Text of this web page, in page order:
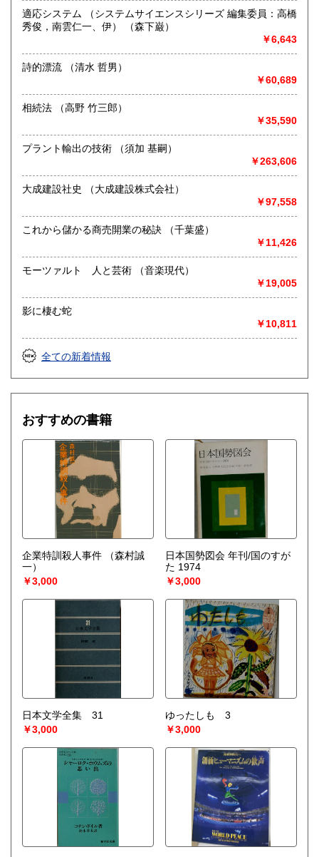
総記、哲学宗教、歴史、社会科学、自然科学、美術工芸、国
語国文、外国文学、古典籍、近代文献、趣味、外国書、サブ
カルチャー、古書一般（その他）
適応システム （システムサイエンスシリーズ 編集委員：高橋
秀俊，南雲仁一、伊） （森下巌）
￥6,643
詩的漂流 （清水 哲男）
￥60,689
相続法 （高野 竹三郎）
￥35,590
プラント輸出の技術 （須加 基嗣）
￥263,606
大成建設社史 （大成建設株式会社）
￥97,558
これから儲かる商売開業の秘訣 （千葉盛）
￥11,426
モーツァルト 人と芸術 （音楽現代）
￥19,005
影に棲む蛇
￥10,811
全ての新着情報
おすすめの書籍
企業特訓殺人事件
（森村誠
一）
￥3,000
日本国勢図会 年刊/国のすが
た 1974
￥3,000
日本文学全集 31
￥3,000
ゆったしも 3
￥3,000